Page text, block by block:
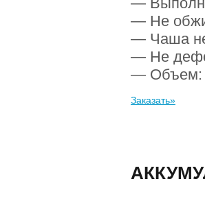
— Не
— Чаша не
— Не
—
Заказать»